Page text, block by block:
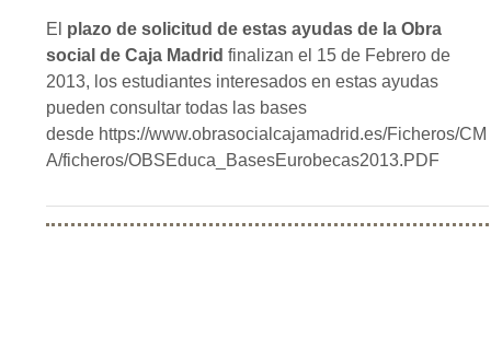
El plazo de solicitud de estas ayudas de la Obra
social de Caja Madrid finalizan el 15 de Febrero de
2013, los estudiantes interesados en estas ayudas
pueden consultar todas las bases
desde https://www.obrasocialcajamadrid.es/Ficheros/CM
A/ficheros/OBSEduca_BasesEurobecas2013.PDF